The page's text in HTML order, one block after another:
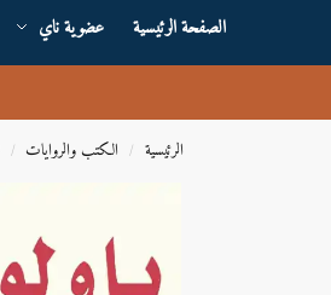
الصفحة الرئيسية عضوية ناي
الرئيسية / الكتب والروايات /